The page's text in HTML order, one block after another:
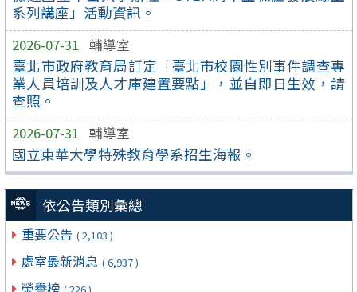
系列講座」活動資訊。
2026-07-31 輔導室
臺北市政府教育局訂定「臺北市校園性別事件調查專
業人員培訓及人才庫建置要點」，並自即日生效，請
查照。
2026-07-31 輔導室
國立東華大學特殊教育學系招生海報。
依公告類別彙總
重要公告 ( 2,103 )
處室最新消息 ( 6,937 )
榮譽榜 ( 226 )